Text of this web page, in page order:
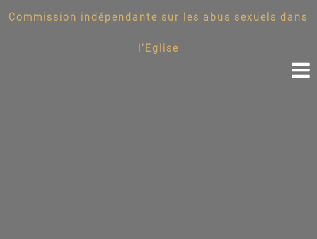
Commission indépendante sur les abus sexuels dans
l'Eglise